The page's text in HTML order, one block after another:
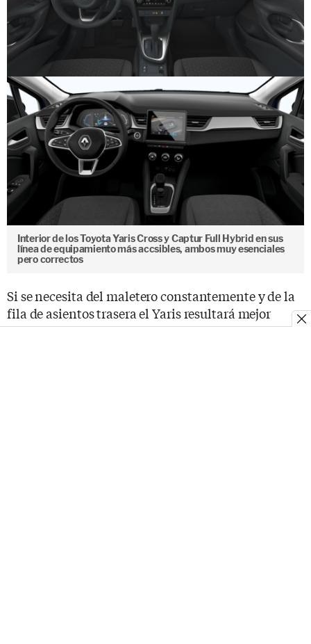
Interior de los Toyota Yaris Cross y Captur Full Hybrid en sus
línea de equipamiento más accsibles, ambos muy esenciales
pero correctos
Si se necesita del maletero constantemente y de la
fila de asientos trasera el Yaris resultará mejor
opción, mientras que aquellos que den más